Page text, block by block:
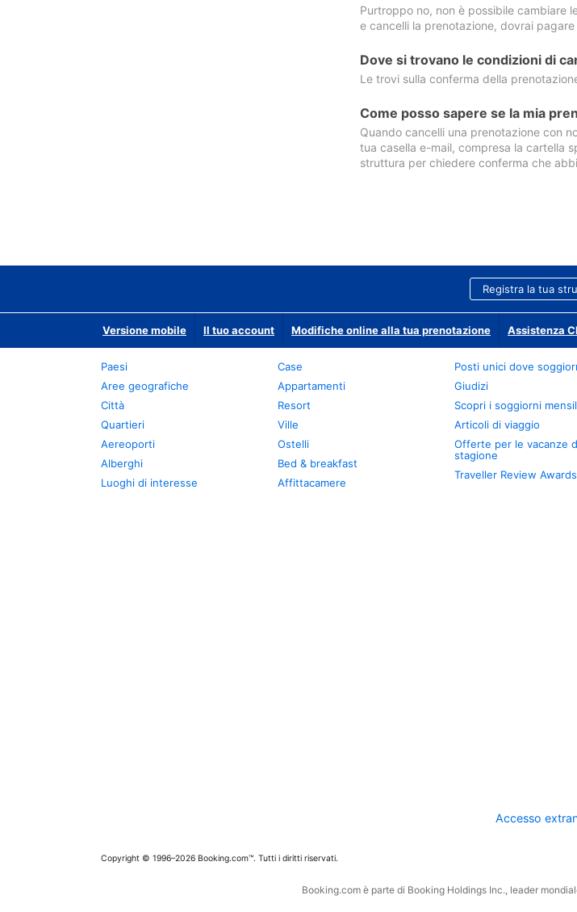
Purtroppo no, non è possibile cambiare
e cancelli la prenotazione, dovrai
Dove si trovano le condizioni di
Le trovi sulla conferma della
Come posso sapere se la mia
Quando cancelli una prenotazione con
tua casella e-mail, compresa la cartella
struttura per chiedere conferma che
Registra la tua
Versione mobile Il tuo account Modifiche online alla tua prenotazione Assistenza
Paesi
Aree geografiche
Città
Quartieri
Aereoporti
Alberghi
Luoghi di interesse
Case
Appartamenti
Resort
Ville
Ostelli
Bed & breakfast
Affittacamere
Posti unici dove
Giudizi
Scopri i soggiorni
Articoli di viaggio
Offerte per le vacanze
stagione
Traveller Review Awards
Accesso
Copyright © 1996–2026 Booking.com™. Tutti i diritti riservati.
Booking.com è parte di Booking Holdings Inc., leader